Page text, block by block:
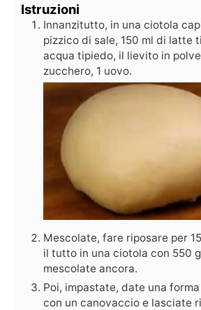
Istruzioni
Innanzitutto, in una ciotola
pizzico di sale, 150 ml di latte
acqua tipiedo, il lievito in
zucchero, 1 uovo.
Mescolate, fare riposare per
il tutto in una ciotola con 550
mescolate ancora.
Poi, impastate, date una
con un canovaccio e lasciate